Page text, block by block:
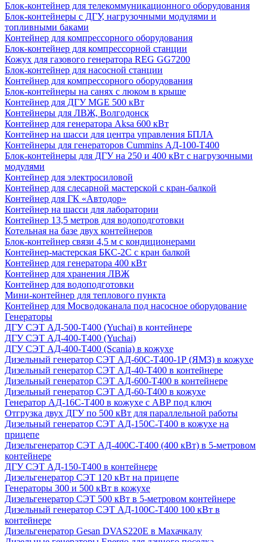
Блок-контейнер для телекоммуникационного оборудования
Блок-контейнеры с ДГУ, нагрузочными модулями и
топливными баками
Контейнер для компрессорного оборудования
Блок-контейнер для компрессорной станции
Кожух для газового генератора REG GG7200
Блок-контейнер для насосной станции
Контейнер для компрессорного оборудования
Блок-контейнеры на санях с люком в крыше
Контейнер для ДГУ MGE 500 кВт
Контейнеры для ЛВЖ, Волгодонск
Контейнер для генератора Aksa 600 кВт
Контейнер на шасси для центра управления БПЛА
Контейнеры для генераторов Cummins АД-100-Т400
Блок-контейнеры для ДГУ на 250 и 400 кВт с нагрузочными
модулями
Контейнер для электросиловой
Контейнер для слесарной мастерской с кран-балкой
Контейнер для ГК «Автодор»
Контейнер на шасси для лаборатории
Контейнер 13,5 метров для водоподготовки
Котельная на базе двух контейнеров
Блок-контейнер связи 4,5 м с кондиционерами
Контейнер-мастерская БКС-2С с кран балкой
Контейнер для генератора 400 кВт
Контейнер для хранения ЛВЖ
Контейнер для водоподготовки
Мини-контейнер для теплового пункта
Контейнер для Мосводоканала под насосное оборудование
Генераторы
ДГУ СЭТ АД-500-Т400 (Yuchai) в контейнере
ДГУ СЭТ АД-400-Т400 (Yuchai)
ДГУ СЭТ АД-400-Т400 (Scania) в кожухе
Дизельный генератор СЭТ АД-60С-Т400-1Р (ЯМЗ) в кожухе
Дизельный генератор СЭТ АД-40-Т400 в контейнере
Дизельный генератор СЭТ АД-600-Т400 в контейнере
Дизельный генератор СЭТ АД-60-Т400 в кожухе
Генератор АД-16С-Т400 в кожухе с АВР под ключ
Отгрузка двух ДГУ по 500 кВт для параллельной работы
Дизельный генератор СЭТ АД-150С-Т400 в кожухе на
прицепе
Дизельгенератор СЭТ АД-400С-Т400 (400 кВт) в 5-метровом
контейнере
ДГУ СЭТ АД-150-Т400 в контейнере
Дизельгенератор СЭТ 120 кВт на прицепе
Генераторы 300 и 500 кВт в кожухе
Дизельгенератор СЭТ 500 кВт в 5-метровом контейнере
Дизельный генератор СЭТ АД-100С-Т400 100 кВт в
контейнере
Дизельгенератор Gesan DVAS220E в Махачкалу